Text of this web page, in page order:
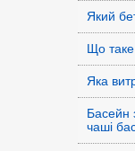
Який
Що
Яка
Басейн
чаші